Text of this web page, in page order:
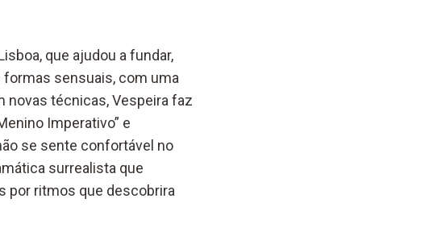
que ajudou a fundar,
formas sensuais, com uma
novas técnicas, Vespeira faz
Imperativo” e
se sente confortável no
surrealista que
por ritmos que descobrira